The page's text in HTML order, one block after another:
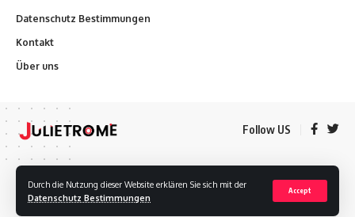
Durch die Nutzung dieser Website erklären Sie sich mit der
Datenschutz Bestimmungen
Accept
Datenschutz Bestimmungen
Kontakt
Über uns
Follow US
Urheberrechte © 2020 Julietrome Alle Rechte vorbehalten.
Über uns